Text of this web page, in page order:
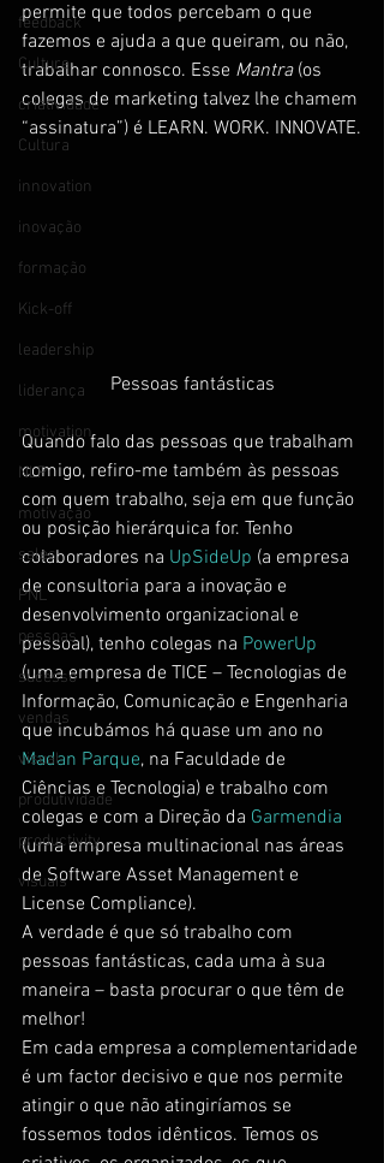
feedback
Culture
criatividade
Cultura
innovation
inovação
formação
Kick-off
leadership
liderança
motivation
NLP
motivação
sales
PNL
pessoas
sucesso
vendas
visual
produtividade
productivity
visuais
permite que todos percebam o que
fazemos e ajuda a que queiram, ou não,
trabalhar connosco. Esse Mantra (os
colegas de marketing talvez lhe chamem
“assinatura”) é LEARN. WORK. INNOVATE.
Pessoas fantásticas
Quando falo das pessoas que trabalham
comigo, refiro-me também às pessoas
com quem trabalho, seja em que função
ou posição hierárquica for. Tenho
colaboradores na UpSideUp (a empresa
de consultoria para a inovação e
desenvolvimento organizacional e
pessoal), tenho colegas na PowerUp
(uma empresa de TICE – Tecnologias de
Informação, Comunicação e Engenharia
que incubámos há quase um ano no
Madan Parque, na Faculdade de
Ciências e Tecnologia) e trabalho com
colegas e com a Direção da Garmendia
(uma empresa multinacional nas áreas
de Software Asset Management e
License Compliance).
A verdade é que só trabalho com
pessoas fantásticas, cada uma à sua
maneira – basta procurar o que têm de
melhor!
Em cada empresa a complementaridade
é um factor decisivo e que nos permite
atingir o que não atingiríamos se
fossemos todos idênticos. Temos os